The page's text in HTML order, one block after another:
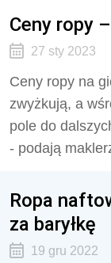
Ceny ropy
27 sty 2023
Ceny ropy na
zwyżkują, a
pole do
- podają
Ropa
za baryłkę
19 gru 2022